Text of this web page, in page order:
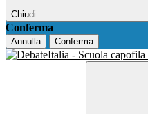
Chiudi
Conferma
Annulla Conferma